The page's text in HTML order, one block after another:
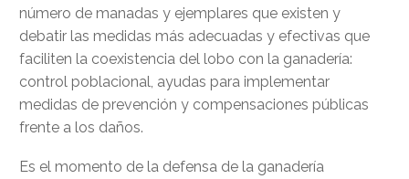
número de manadas y ejemplares que existen y
debatir las medidas más adecuadas y efectivas que
faciliten la coexistencia del lobo con la ganadería:
control poblacional, ayudas para implementar
medidas de prevención y compensaciones públicas
frente a los daños.
Es el momento de la defensa de la ganadería